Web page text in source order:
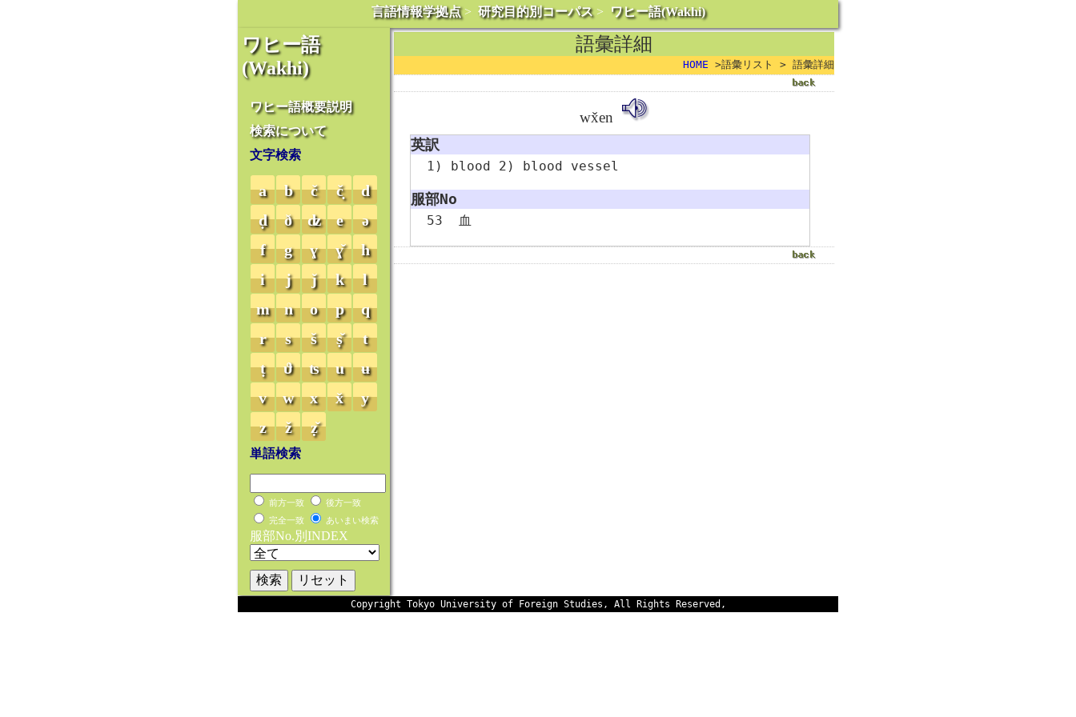
言語情報学拠点> 研究目的別コーパス> ワヒー語(Wakhi)
ワヒー語
(Wakhi)
ワヒー語概要説明
検索について
文字検索
a b č č̣
d
ḍ
ð ʣ e
ə
f
g ɣ ɣ̌
h
i
j ǰ k
l
m
n o p
q
r
s š ṣ̌
t
ṭ
ϑ ʦ u
ʉ
v
w x x̌
y
z
ž ẓ̌
単語検索
前方一致
後方一致
完全一致
あいまい検索
服部No.別INDEX
語彙詳細
HOME >語彙リスト > 語彙詳細
wx̌en
英訳
1) blood 2) blood vessel
服部No
53 血
Copyright Tokyo University of Foreign Studies, All Rights Reserved,